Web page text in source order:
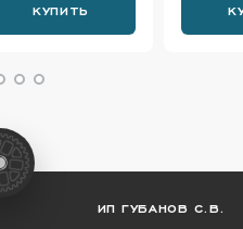
КУПИТЬ
ИП ГУБАНОВ С.В.